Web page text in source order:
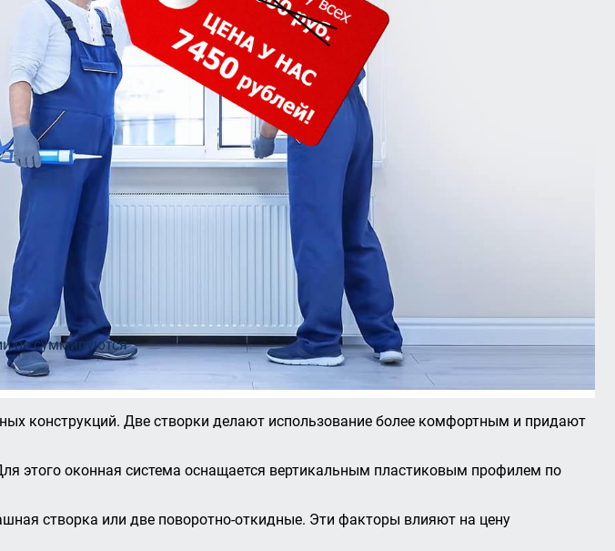
входная дверь в дом
двери для дачи
Двери экошпон
Двери бетон
Входная группа ресторана
не суммируются
конструкций. Две створки делают использование более комфортным и придают
этого оконная система оснащается вертикальным пластиковым профилем по
створка или две поворотно-откидные. Эти факторы влияют на цену